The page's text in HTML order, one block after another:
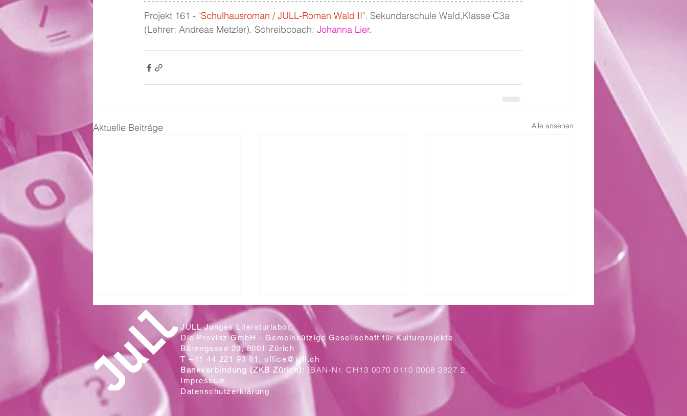
Projekt 161 - "Schulhausroman / JULL-Roman Wald II". Sekundarschule Wald,Klasse C3a
(Lehrer: Andreas Metzler). Schreibcoach: Johanna Lier.
Aktuelle Beiträge Alle ansehen
Zwei Klassen aus der Sek. Wallrüti
lesen in der Campo Cantina
Ein Blick auf die neuen Plakate
Mit letzter Kraft
JULL Junges Literaturlabor,
Die Provinz GmbH - Gemeinnützige Gesellschaft für Kulturprojekte
Bärengasse 20, 8001 Zürich
T +41 44 221 93 81, office@jull.ch
Bankverbindung (ZKB Zürich): IBAN-Nr. CH13 0070 0110 0008 2827 2
Impressum
Datenschutzerklärung